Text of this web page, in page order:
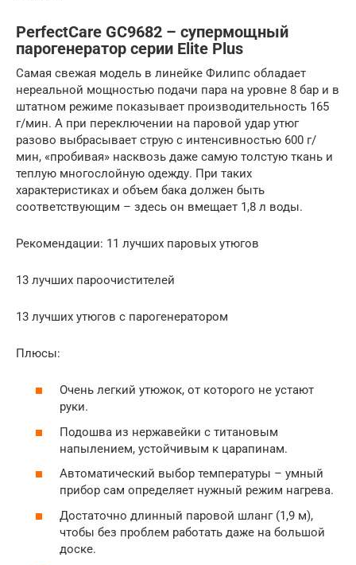
PerfectCare GC9682 – супермощный
парогенератор серии Elite Plus
Самая свежая модель в линейке Филипс обладает
нереальной мощностью подачи пара на уровне 8 бар и в
штатном режиме показывает производительность 165
г/мин. А при переключении на паровой удар утюг
разово выбрасывает струю с интенсивностью 600 г/
мин, «пробивая» насквозь даже самую толстую ткань и
теплую многослойную одежду. При таких
характеристиках и объем бака должен быть
соответствующим – здесь он вмещает 1,8 л воды.
Рекомендации: 11 лучших паровых утюгов
13 лучших пароочистителей
13 лучших утюгов с парогенератором
Плюсы:
Очень легкий утюжок, от которого не устают
руки.
Подошва из нержавейки с титановым
напылением, устойчивым к царапинам.
Автоматический выбор температуры – умный
прибор сам определяет нужный режим нагрева.
Достаточно длинный паровой шланг (1,9 м),
чтобы без проблем работать даже на большой
доске.